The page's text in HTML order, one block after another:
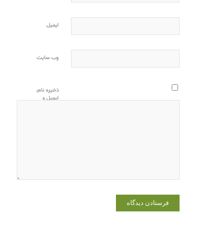
ایمیل
وب‌ سایت
ذخیره نام،
ایمیل و